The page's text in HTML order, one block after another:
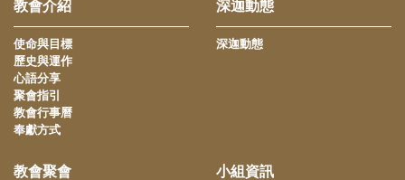
教會介紹
使命與目標
歷史與運作
心語分享
聚會指引
教會行事曆
奉獻方式
深迦動態
深迦動態
教會聚會 小組資訊